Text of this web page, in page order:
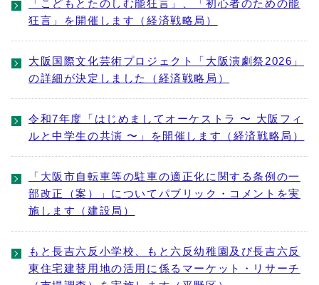
「こどもとたのしむ能狂言」、「初心者のための能
狂言」を開催します（経済戦略局）
大阪国際文化芸術プロジェクト「大阪演劇祭2026」
の詳細が決定しました（経済戦略局）
令和7年度「はじめましてオーケストラ 〜 大阪フィ
ルと中学生の共演 〜」を開催します（経済戦略局）
「大阪市自転車等の駐車の適正化に関する条例の一
部改正（案）」についてパブリック・コメントを実
施します（建設局）
もと長吉六反小学校、もと六反幼稚園及び長吉六反
東住宅建替用地の活用に係るマーケット・リサーチ